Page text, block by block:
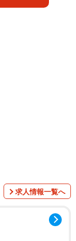
求人情報一覧へ